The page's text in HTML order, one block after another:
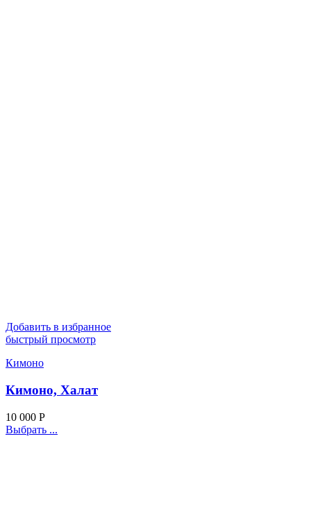
Добавить в избранное
быстрый просмотр
Кимоно
Кимоно, Халат
10 000 Р
Выбрать ...